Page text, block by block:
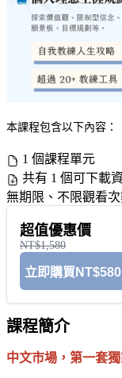
本課程包含以下內容：
1 個課程單元
共有 1 個可下載
無期限、不限觀看
超值優惠價
NT$1,580
立即購買 NT$580
課程簡介
中文市場，第一套